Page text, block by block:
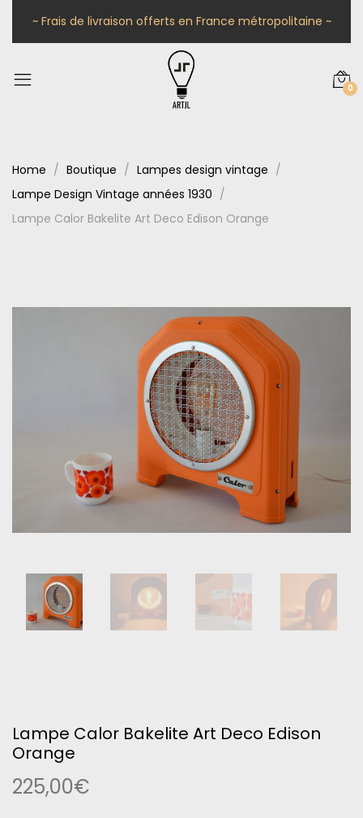
~ Frais de livraison offerts en France métropolitaine ~
0
Home Boutique
Lampes design vintage
Lampe Design Vintage années 1930
Lampe Calor Bakelite Art Deco Edison Orange
Lampe Calor Bakelite Art Deco Edison
Orange
225,00€